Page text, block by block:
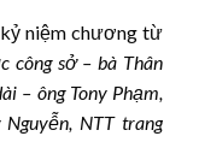
niệm chương từ
công sở – bà Thân
– ông Tony Phạm,
NTT trang